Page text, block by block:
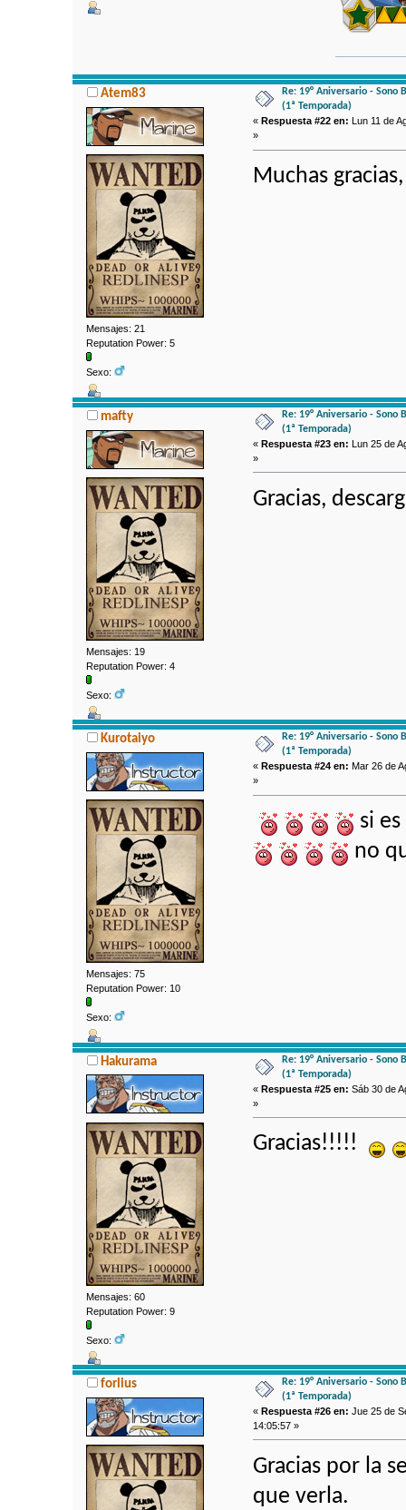
Atem83
Mensajes: 21
Reputation Power: 5
Sexo:
Re: 19° Aniversario - Sono
(1ª Temporada)
« Respuesta #22 en: Lun 11 de
»
Muchas
mafty
Mensajes: 19
Reputation Power: 4
Sexo:
Re: 19° Aniversario - Sono
(1ª Temporada)
«Respuesta #23 en: Lun 25 de
»
Gracias,
Kurotaiyo
Mensajes: 75
Reputation Power: 10
Sexo:
Re: 19° Aniversario - Sono
(1ª Temporada)
«Respuesta #24 en: Mar 26 de
»
si
no
Hakurama
Mensajes: 60
Reputation Power: 9
Sexo:
Re: 19° Aniversario - Sono
(1ª Temporada)
«Respuesta #25 en: Sáb 30 de
»
Gracias!!!!!
forlius
Re: 19° Aniversario - Sono
(1ª Temporada)
«Respuesta #26 en: Jue 25 de
14:05:57 »
Gracias por la
que verla.